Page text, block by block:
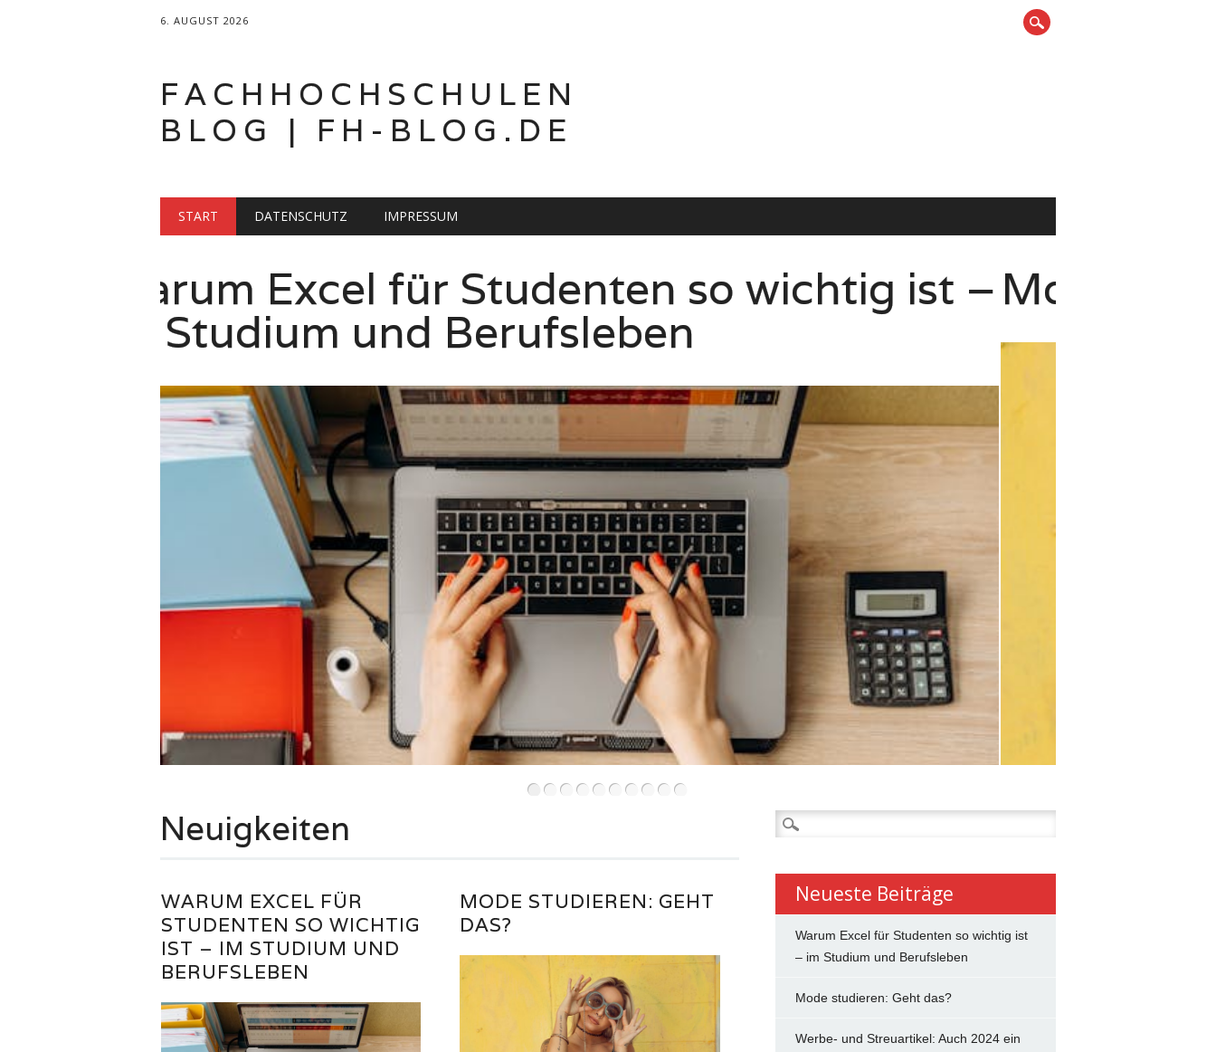
6. AUGUST 2026
FACHHOCHSCHULEN
BLOG | FH-BLOG.DE
Hauptmenü
START DATENSCHUTZ IMPRESSUM
••••••••••
Mode studieren: Geht das?
Neuigkeiten
WARUM EXCEL FÜR
STUDENTEN SO WICHTIG
IST – IM STUDIUM UND
BERUFSLEBEN
MODE STUDIEREN: GEHT
DAS?
Suchen
nach:
Neueste Beiträge
Warum Excel für Studenten so wichtig ist
– im Studium und Berufsleben
Mode studieren: Geht das?
Werbe- und Streuartikel: Auch 2024 ein